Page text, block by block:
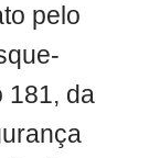
pelo
181, da